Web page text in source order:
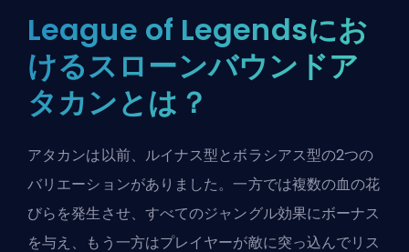
League of Legendsにお
けるスローンバウンドア
タカンとは？
アタカンは以前、ルイナス型とボラシアス型の2つの
バリエーションがありました。一方では複数の血の花
びらを発生させ、すべてのジャングル効果にボーナス
を与え、もう一方はプレイヤーが敵に突っ込んでリス